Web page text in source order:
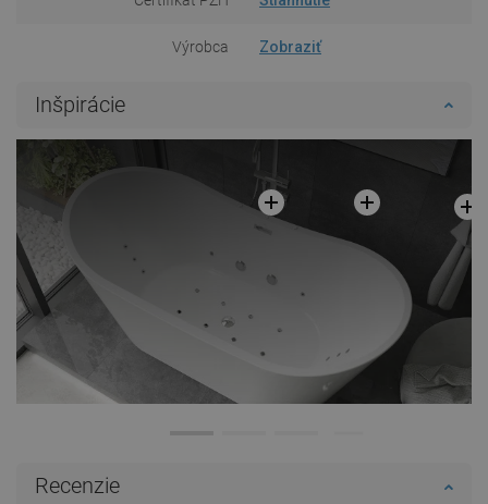
Výrobca Zobraziť
Inšpirácie
Recenzie